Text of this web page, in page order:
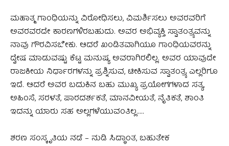
ಮಹಾತ್ಮ ಗಾಂಧಿಯನ್ನು ವಿರೋಧಿಸಲು, ವಿಮರ್ಶಿಸಲು ಅವರವರಿಗೆ
ಅವರವರದೇ ಕಾರಣಗಳಿರಬಹುದು. ಅವರ ಅಭಿವ್ಯಕ್ತಿ ಸ್ವಾತಂತ್ರ್ಯವನ್ನು
ನಾವು ಗೌರವಿಸಬೇಕು. ಆದರೆ ಖಂಡಿತವಾಗಿಯೂ ಗಾಂಧಿಯವರನ್ನು
ದ್ವೇಷ ಮಾಡುವಷ್ಟು ಕೆಟ್ಟ ಮನುಷ್ಯ ಅವರಾಗಿರಲಿಲ್ಲ. ಅವರ ಯಾವುದೇ
ರಾಜಕೀಯ ನಿರ್ಧಾರಗಳನ್ನು ಪ್ರಶ್ನಿಸುವ, ಟೀಕಿಸುವ ಸ್ವಾತಂತ್ರ್ಯ ಎಲ್ಲರಿಗೂ
ಇದೆ. ಆದರೆ ಅವರ ಬದುಕಿನ ಬಹು ಮುಖ್ಯ ಪ್ರಯೋಗಗಳಾದ ಸತ್ಯ,
ಅಹಿಂಸೆ, ಸರಳತೆ, ಪಾರದರ್ಶಕತೆ, ಮಾನವೀಯತೆ, ನೈತಿಕತೆ, ಶಾಂತಿ
ಇದನ್ನು ಯಾರು ಸಹ ಅಲ್ಲಗಳೆಯುವಂತಿಲ್ಲ…..
ಶರಣ ಸಂಸ್ಕೃತಿಯ ನಡೆ – ನುಡಿ ಸಿದ್ಧಾಂತ, ಬಹುತೇಕ